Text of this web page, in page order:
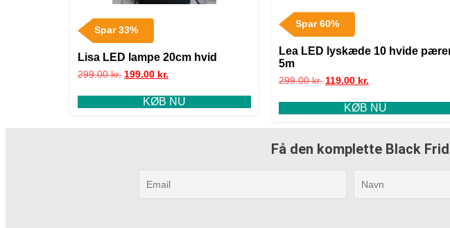
Spar 33%
Lisa LED lampe 20cm hvid
299.00kr. 199.00 kr.
KØB NU
Spar 60%
Lea LED lyskæde 10 hvide
5m
299.00kr. 119.00 kr.
KØB NU
Få den komplette Black